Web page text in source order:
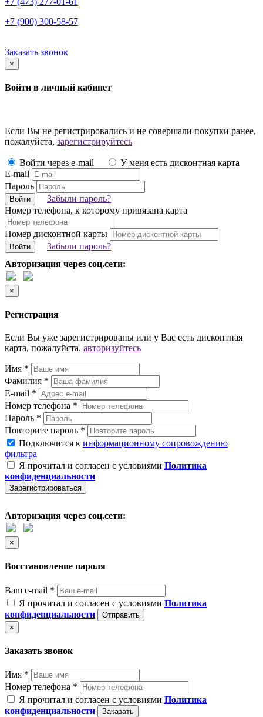
+7 (900) 300-58-57
Заказать звонок
×
Войти в личный кабинет
Если Вы не регистрировались и не совершали покупки ранее,
пожалуйста, зарегистрируйтесь
Войти через e-mail
У меня есть дисконтная карта
E-mail
Пароль
Войти
Забыли пароль?
Номер телефона, к которому привязана карта
Номер дисконтной карты
Войти
Забыли пароль?
Авторизация через соц.сети:
×
Регистрация
Если Вы уже зарегистрированы или у Вас есть дисконтная
карта, пожалуйста, авторизуйтесь
Имя *
Фамилия *
E-mail *
Номер телефона *
Пароль *
Повторите пароль *
Подключится к информационному сопровождению
фильтра
Я прочитал и согласен с условиями Политика
конфиденциальности
Зарегистрироваться
Авторизация через соц.сети:
×
Восстановление пароля
Ваш e-mail *
Я прочитал и согласен с условиями Политика
конфиденциальности
Отправить
×
Заказать звонок
Имя *
Номер телефона *
Я прочитал и согласен с условиями Политика
конфиденциальности
Заказать